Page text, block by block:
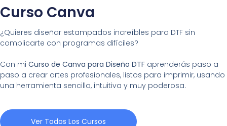
Curso Canva
¿Quieres diseñar estampados increíbles para DTF sin
complicarte con programas difíciles?
Con mi Curso de Canva para Diseño DTF aprenderás paso a
paso a crear artes profesionales, listos para imprimir, usando
una herramienta sencilla, intuitiva y muy poderosa.
Ver Todos Los Cursos